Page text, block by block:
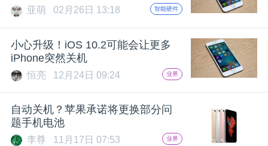
课
动
亚萌 02月26日 13:18 智能硬件
小心升级！iOS 10.2可能会让更多
iPhone突然关机
恒亮 12月24日 09:24 业界
自动关机？苹果承诺将更换部分问
题手机电池
李尊 11月17日 07:53 业界